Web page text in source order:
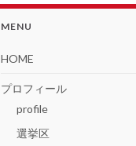
MENU
HOME
プロフィール
profile
選挙区